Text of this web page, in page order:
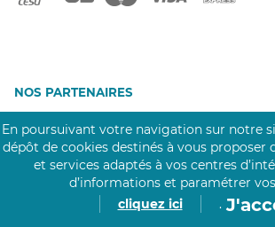
NOS PARTENAIRES
Click&Care est soutenu par les Groupes
Caisse des Dépôts et MAIF.
En poursuivant votre navigation sur notre
dépôt de cookies destinés à vous proposer
et services adaptés à vos centres
d’informations et paramétrer
cliquez ici
.